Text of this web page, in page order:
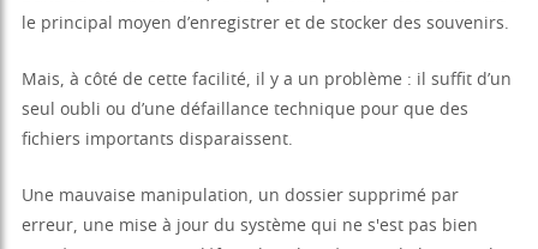
le principal moyen d’enregistrer et de stocker des souvenirs.
Mais, à côté de cette facilité, il y a un problème : il suffit d’un
seul oubli ou d’une défaillance technique pour que des
fichiers importants disparaissent.
Une mauvaise manipulation, un dossier supprimé par
erreur, une mise à jour du système qui ne s'est pas bien